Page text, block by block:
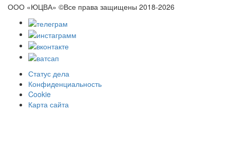
ООО «ЮЦВА» ©Все права защищены 2018-2026
Статус дела
Конфиденциальность
Cookie
Карта сайта